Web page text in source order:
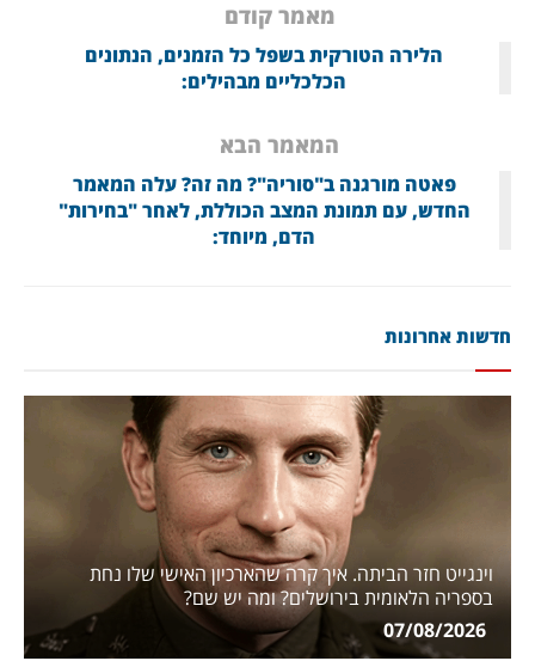
מאמר קודם
הלירה הטורקית בשפל כל הזמנים, הנתונים
הכלכליים מבהילים:
המאמר הבא
פאטה מורגנה ב"סוריה"? מה זה? עלה המאמר
החדש, עם תמונת המצב הכוללת, לאחר "בחירות"
הדם, מיוחד:
חדשות אחרונות
וינגייט חזר הביתה. איך קרה שהארכיון האישי שלו נחת
בספריה הלאומית בירושלים? ומה יש שם?